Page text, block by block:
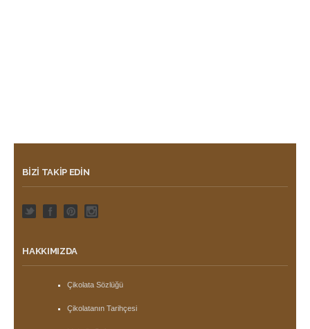
BIZI TAKIP EDIN
HAKKIMIZDA
Çikolata Sözlüğü
Çikolatanın Tarihçesi